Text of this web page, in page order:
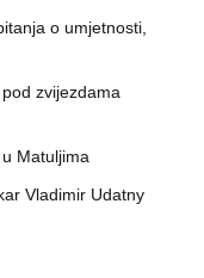
o umjetnosti,
zvijezdama
Matuljima
Vladimir Udatny